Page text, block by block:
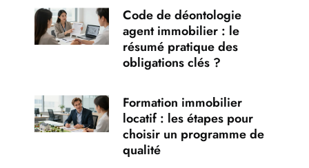
Code de déontologie
agent immobilier : le
résumé pratique des
obligations clés ?
Formation immobilier
locatif : les étapes pour
choisir un programme de
qualité